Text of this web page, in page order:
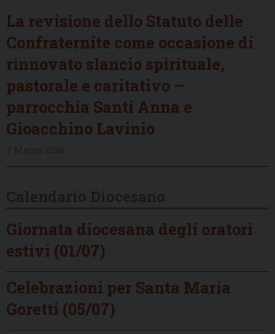
La revisione dello Statuto delle
Confraternite come occasione di
rinnovato slancio spirituale,
pastorale e caritativo –
parrocchia Santi Anna e
Gioacchino Lavinio
Giornata diocesana degli oratori
estivi (01/07)
Celebrazioni per Santa Maria
Goretti (05/07)